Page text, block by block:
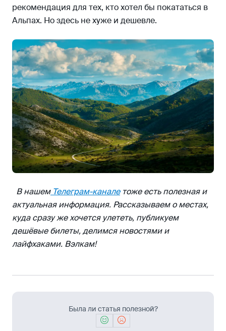
рекомендация для тех, кто хотел бы покататься в
Альпах. Но здесь не хуже и дешевле.
В нашем Телеграм-каналетоже есть полезная и
актуальная информация. Рассказываем о местах,
куда сразу же хочется улететь, публикуем
дешёвые билеты, делимся новостями и
лайфхаками. Вэлкам!
Была ли статья полезной?